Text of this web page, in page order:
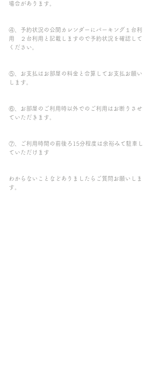
場合があります。
④、予約状況の公開カレンダーにパーキング１台利
用　２台利用と記載しますので予約状況を確認して
ください。
⑤、お支払はお部屋の料金と合算してお支払お願い
します。
⑥、お部屋のご利用時以外でのご利用はお断りさせ
ていただきます。
⑦、ご利用時間の前後ろ15分程度は余裕みて駐車し
ていただけます
わからないことなどありましたらご質問お願いしま
す。